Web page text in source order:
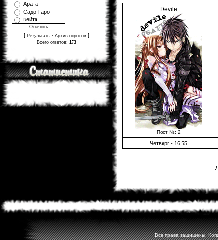
Арата
Садо Таро
Кейта
[ Результаты · Архив опросов ]
Всего ответов: 173
Devile
Пост №: 2
Четверг - 16:55
Все права защищены.